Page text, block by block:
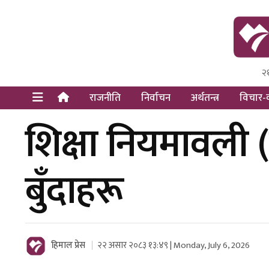
Himal
Dot
राजनीति निर्वाचन अर्थतन्त्र विचार-
शिक्षा
बुँदाहरू
हिमाल प्रेस २२ असार २०८३ १३:४९ | Monday, July 6, 2026